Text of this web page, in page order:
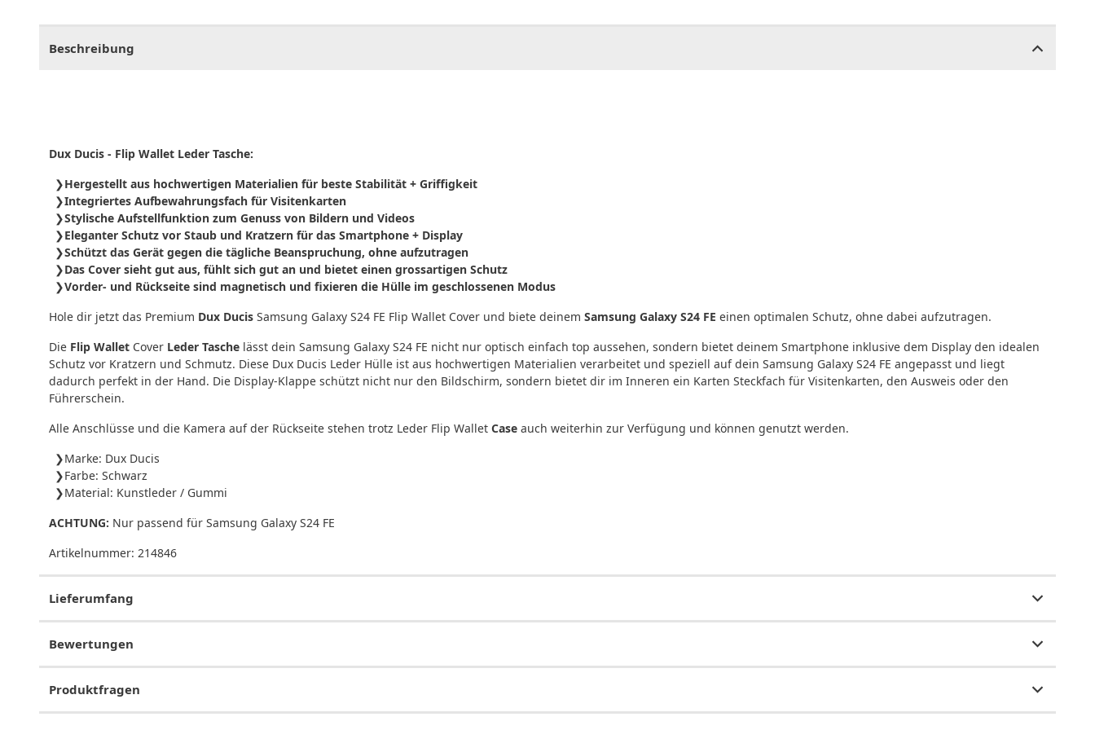
Beschreibung
Dux Ducis - Flip Wallet Leder Tasche:
Hergestellt aus hochwertigen Materialien für beste Stabilität + Griffigkeit
Integriertes Aufbewahrungsfach für Visitenkarten
Stylische Aufstellfunktion zum Genuss von Bildern und Videos
Eleganter Schutz vor Staub und Kratzern für das Smartphone + Display
Schützt das Gerät gegen die tägliche Beanspruchung, ohne aufzutragen
Das Cover sieht gut aus, fühlt sich gut an und bietet einen grossartigen Schutz
Vorder- und Rückseite sind magnetisch und fixieren die Hülle im geschlossenen Modus
Hole dir jetzt das Premium Dux Ducis Samsung Galaxy S24 FE Flip Wallet Cover und biete deinem Samsung Galaxy S24 FE einen optimalen Schutz, ohne dabei aufzutragen.
Die Flip Wallet Cover Leder Tasche lässt dein Samsung Galaxy S24 FE nicht nur optisch einfach top aussehen, sondern bietet deinem Smartphone inklusive dem Display den idealen
Schutz vor Kratzern und Schmutz. Diese Dux Ducis Leder Hülle ist aus hochwertigen Materialien verarbeitet und speziell auf dein Samsung Galaxy S24 FE angepasst und liegt
dadurch perfekt in der Hand. Die Display-Klappe schützt nicht nur den Bildschirm, sondern bietet dir im Inneren ein Karten Steckfach für Visitenkarten, den Ausweis oder den
Führerschein.
Alle Anschlüsse und die Kamera auf der Rückseite stehen trotz Leder Flip Wallet Case auch weiterhin zur Verfügung und können genutzt werden.
Marke: Dux Ducis
Farbe: Schwarz
Material: Kunstleder / Gummi
ACHTUNG: Nur passend für Samsung Galaxy S24 FE
Artikelnummer: 214846
Lieferumfang
Bewertungen
Produktfragen